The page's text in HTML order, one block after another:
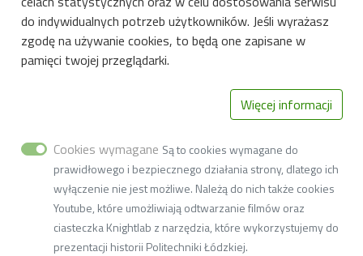
Instytut Surowców Naturalnych i
Kosmetyków
90-537 Łódź, ul. Stefanowskiego 2/22
Deklaracja dostępności cyfrowej
do indywidualnych potrzeb użytkowników. Jeśli wyrażasz
zgodę na używanie cookies, to będą one zapisane w
pamięci twojej przeglądarki.
Więcej informacji
Cookies wymagane Są to cookies wymagane do
prawidłowego i bezpiecznego działania strony, dlatego ich
wyłączenie nie jest możliwe. Należą do nich także cookies
Youtube, które umożliwiają odtwarzanie filmów oraz
ciasteczka Knightlab z narzędzia, które wykorzystujemy do
prezentacji historii Politechniki Łódzkiej.